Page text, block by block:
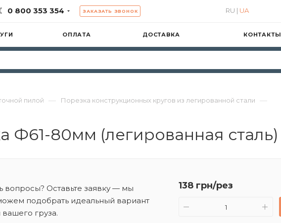
0 800 353 354 ЗАКАЗАТЬ ЗВОНОК RU | UA
ОПЛАТА ДОСТАВКА КОНТАКТЫ
пилой — Порезка конструкционных кругов из легированной стали —
Ф61-80мм (легированная сталь)
вопросы? Оставьте заявку — мы
подобрать идеальный вариант
вашего груза.
138 грн/рез